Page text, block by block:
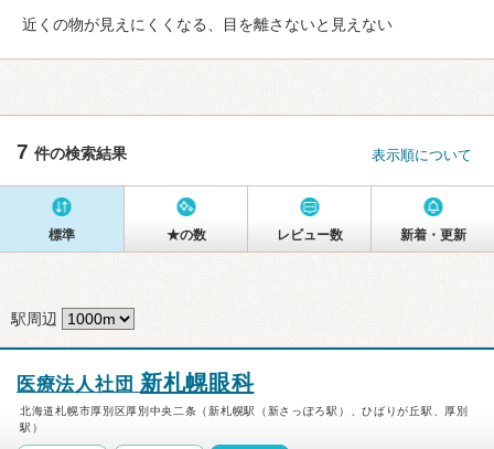
近くの物が見えにくくなる、目を離さないと見えない
7 件の検索結果 表示順について
標準 ★の数 レビュー数 新着・更新
駅周辺
医療法人社団 新札幌眼科
北海道札幌市厚別区厚別中央二条（新札幌駅（新さっぽろ駅）、ひばりが丘駅、厚別
駅）